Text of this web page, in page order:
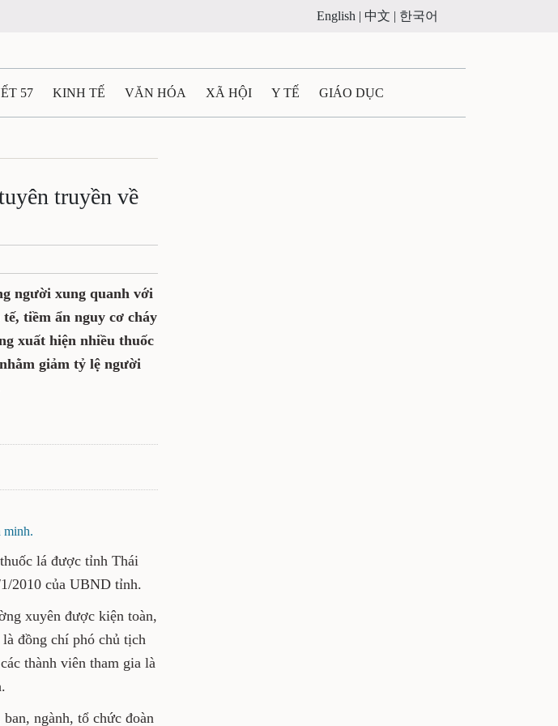
English | 中文 | 한국어
57 KINH TẾ VĂN HÓA XÃ HỘI Y TẾ GIÁO DỤC
THỂ THAO THÔNG TIN - QUẢNG CÁO
truyền về
người xung quanh với
tiềm ẩn nguy cơ cháy
xuất hiện nhiều thuốc
giảm tỷ lệ người
minh.
lá được tỉnh Thái
2010 của UBND tỉnh.
xuyên được kiện toàn,
đồng chí phó chủ tịch
thành viên tham gia là
ngành, tổ chức đoàn